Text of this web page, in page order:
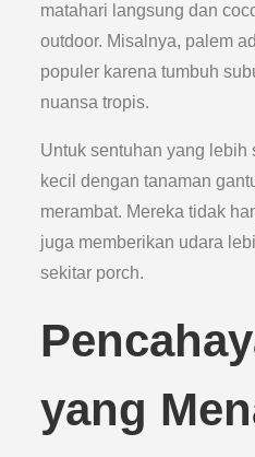
matahari langsung dan
outdoor. Misalnya, palem
populer karena tumbuh
nuansa tropis.
Untuk sentuhan yang lebih
kecil dengan tanaman
merambat. Mereka tidak
juga memberikan udara
sekitar porch.
yang